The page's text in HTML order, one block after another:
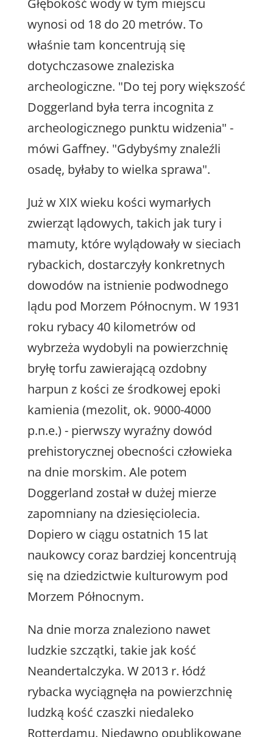
wynosi od 18 do 20 metrów. To
właśnie tam koncentrują się
dotychczasowe znaleziska
archeologiczne. "Do tej pory większość
Doggerland była terra incognita z
archeologicznego punktu widzenia" -
mówi Gaffney. "Gdybyśmy znaleźli
osadę, byłaby to wielka sprawa".
Już w XIX wieku kości wymarłych
zwierząt lądowych, takich jak tury i
mamuty, które wylądowały w sieciach
rybackich, dostarczyły konkretnych
dowodów na istnienie podwodnego
lądu pod Morzem Północnym. W 1931
roku rybacy 40 kilometrów od
wybrzeża wydobyli na powierzchnię
bryłę torfu zawierającą ozdobny
harpun z kości ze środkowej epoki
kamienia (mezolit, ok. 9000-4000
p.n.e.) - pierwszy wyraźny dowód
prehistorycznej obecności człowieka
na dnie morskim. Ale potem
Doggerland został w dużej mierze
zapomniany na dziesięciolecia.
Dopiero w ciągu ostatnich 15 lat
naukowcy coraz bardziej koncentrują
się na dziedzictwie kulturowym pod
Morzem Północnym.
Na dnie morza znaleziono nawet
ludzkie szczątki, takie jak kość
Neandertalczyka. W 2013 r. łódź
rybacka wyciągnęła na powierzchnię
ludzką kość czaszki niedaleko
Rotterdamu. Niedawno opublikowane